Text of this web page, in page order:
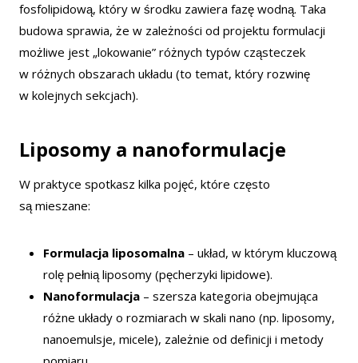
fosfolipidową, który w środku zawiera fazę wodną. Taka
budowa sprawia, że w zależności od projektu formulacji
możliwe jest „lokowanie” różnych typów cząsteczek
w różnych obszarach układu (to temat, który rozwinę
w kolejnych sekcjach).
Liposomy a nanoformulacje
W praktyce spotkasz kilka pojęć, które często
są mieszane:
Formulacja liposomalna – układ, w którym kluczową
rolę pełnią liposomy (pęcherzyki lipidowe).
Nanoformulacja – szersza kategoria obejmująca
różne układy o rozmiarach w skali nano (np. liposomy,
nanoemulsje, micele), zależnie od definicji i metody